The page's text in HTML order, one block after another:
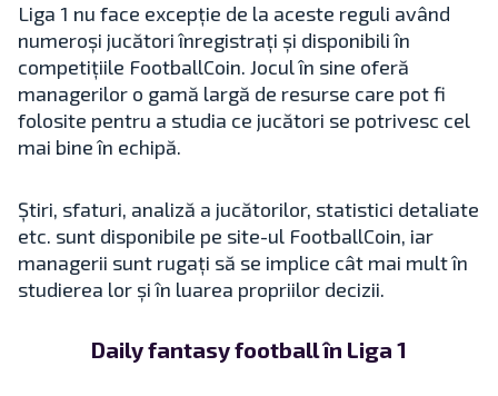
Liga 1 nu face excepție de la aceste reguli având
numeroși jucători înregistrați și disponibili în
competițiile FootballCoin. Jocul în sine oferă
managerilor o gamă largă de resurse care pot fi
folosite pentru a studia ce jucători se potrivesc cel
mai bine în echipă.
Știri, sfaturi, analiză a jucătorilor, statistici detaliate
etc. sunt disponibile pe site-ul FootballCoin, iar
managerii sunt rugați să se implice cât mai mult în
studierea lor și în luarea propriilor decizii.
Daily fantasy football în Liga 1